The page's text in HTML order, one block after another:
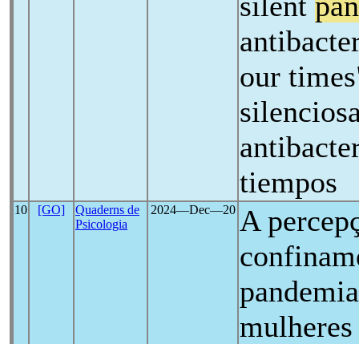
our
tiempos
10 [GO]
Quaderns de
Psicologia
2024―Dec―20 A